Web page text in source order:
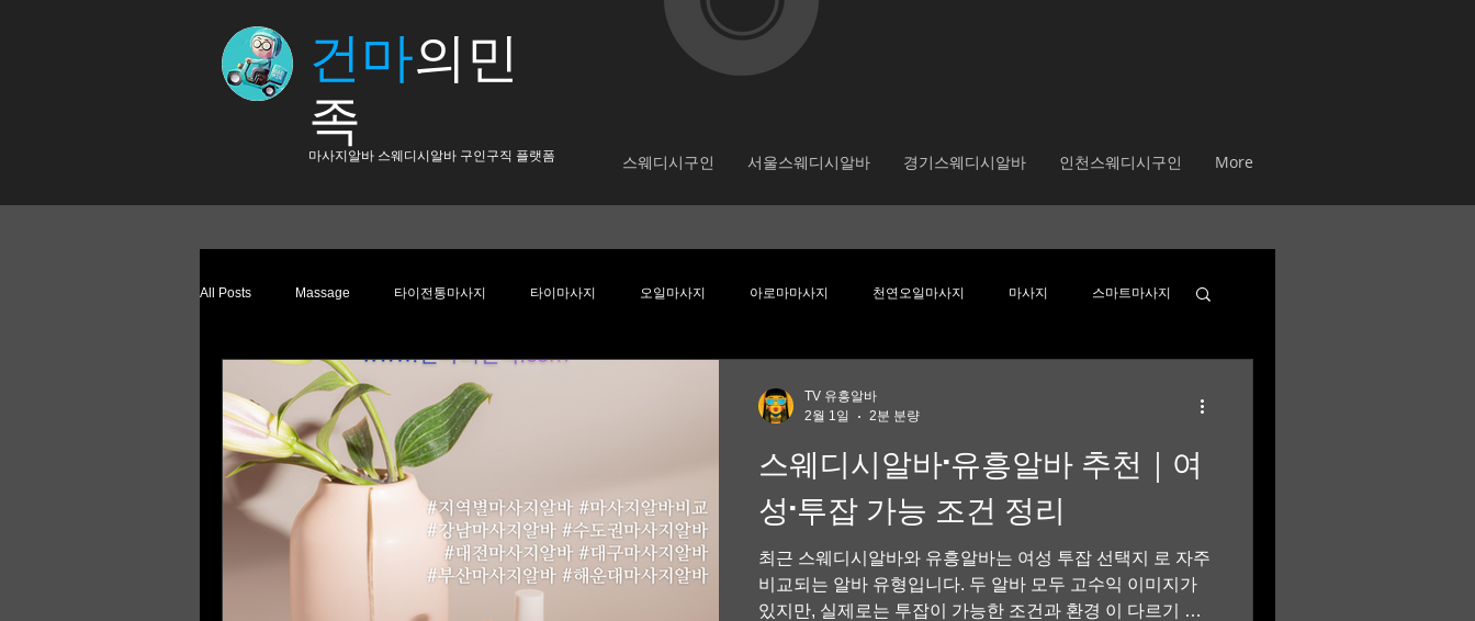
건마의​​민
족
​마사지알바 스웨디시알바 구인구직 플랫폼 스웨디시구인 서울스웨디시알바 경기스웨디시알바 인천스웨디시구인 More
All Posts Massage 타이전통마사지 타이마사지 오일마사지 아로마마사지 천연오일마사지 마사지 스마트마사지
스웨디시마사지
마사지 프리랜서알바 이태원 유흥알바 채용중 이태원 유흥알바 유흥알바 채용중
전주룸알바 룸싸롱 유흥알바키워드 유흥알바 유흥알바사이트
스웨디시알바·유흥알바 추천｜여
성·투잡 가능 조건 정리
최근 스웨디시알바와 유흥알바는 여성 투잡 선택지 로 자주
비교되는 알바 유형입니다. 두 알바 모두 고수익 이미지가
있지만, 실제로는 투잡이 가능한 조건과 환경 이 다르기 때
TV 유흥알바
2월 1일
2분 분량